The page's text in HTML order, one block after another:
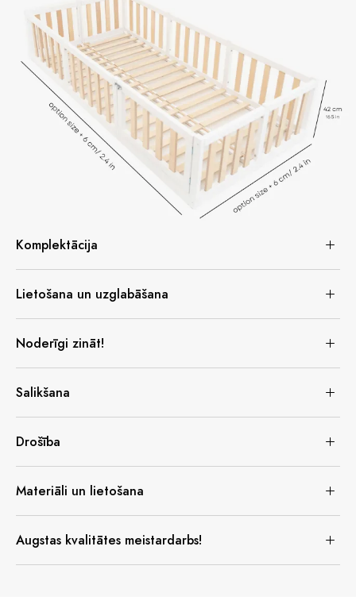
Komplektācija
Lietošana un uzglabāšana
Noderīgi zināt!
Salikšana
Drošība
Materiāli un lietošana
Augstas kvalitātes meistardarbs!